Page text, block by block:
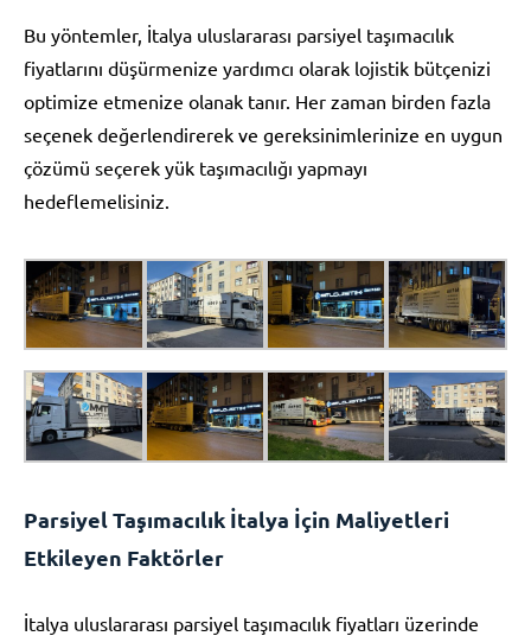
Bu yöntemler, İtalya uluslararası parsiyel taşımacılık
fiyatlarını düşürmenize yardımcı olarak lojistik bütçenizi
optimize etmenize olanak tanır. Her zaman birden fazla
seçenek değerlendirerek ve gereksinimlerinize en uygun
çözümü seçerek yük taşımacılığı yapmayı
hedeflemelisiniz.
Parsiyel Taşımacılık İtalya İçin Maliyetleri
Etkileyen Faktörler
İtalya uluslararası parsiyel taşımacılık fiyatları üzerinde